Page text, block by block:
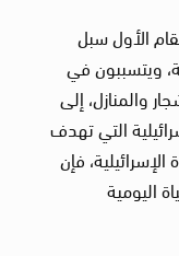
الأول سبل
ويتسببون في
والمنازل، إلى
التي تهدف
فإن
اليومية